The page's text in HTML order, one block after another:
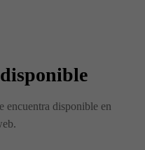
encuentra disponible en